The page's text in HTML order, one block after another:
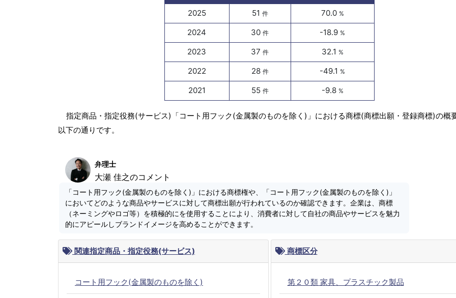
2025
51 件 70.0 %
2024 30件 -18.9 %
2023 37件 32.1 %
2022 28 件 -49.1 %
2021 55 件 -9.8 %
指定商品・指定役務(サービス)「コート用フック(金属製のものを除く)」における商標(商標出願・登録商標)の概
以下の通りです。
弁理士
大瀬 佳之のコメント
「コート用フック(金属製のものを除く)」における商標権や、「コート用フック(金属製のものを除く)」
においてどのような商品やサービスに対して商標出願が行われているのか確認できます。企業は、商標
（ネーミングやロゴ等）を積極的にを使用することにより、消費者に対して自社の商品やサービスを魅力
的にアピールしブランドイメージを高めることができます。
関連指定商品・指定役務(サービス)
コート用フック(金属製のものを除く)
商標区分
第２０類 家具、プラスチック製品